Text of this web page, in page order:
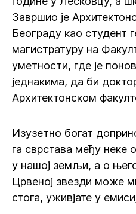
Завршио је
Београду као студент
магистратуру на
уметности, где је
једнакима, да би
Архитектонском
Изузетно богат
га сврстава међу неке
у нашој земљи, а о
Црвеној звезди може
стога, уживјате у